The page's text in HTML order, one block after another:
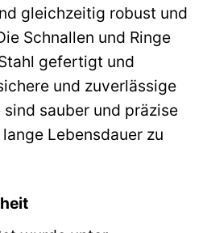
gleichzeitig robust und
Schnallen und Ringe
gefertigt und
und zuverlässige
sauber und präzise
Lebensdauer zu